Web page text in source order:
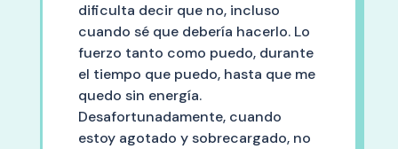
dificulta decir que no, incluso
cuando sé que debería hacerlo. Lo
fuerzo tanto como puedo, durante
el tiempo que puedo, hasta que me
quedo sin energía.
Desafortunadamente, cuando
estoy agotado y sobrecargado, no